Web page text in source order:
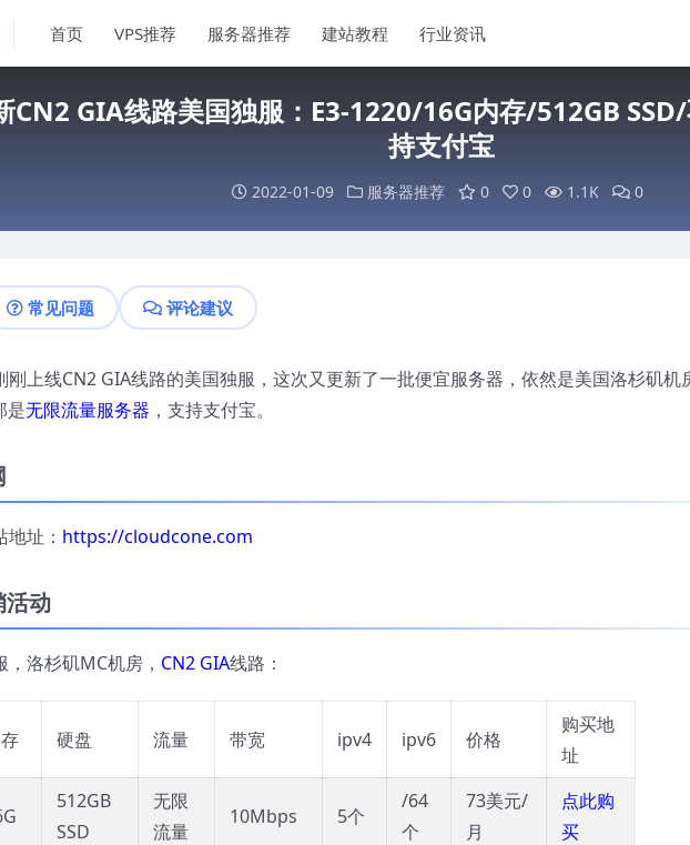
首页 VPS推荐 服务器推荐 建站教程 行业资讯
GIA线路美国独服：E3-1220/16G内存/512GB
持支付宝
2022-01-09 服务器推荐 0 0 1.1K 0
常见问题 评论建议
刚上线CN2 GIA线路的美国独服，这次又更新了一批便宜服务器，依然是美国洛杉矶机
是无限流量服务器 ，支持支付宝。
址： https://cloudcone.com
动
洛杉矶MC机房， CN2 GIA线路：
硬盘 流量 带宽 ipv4 ipv6 价格
购买地
址
512GB
SSD
无限
流量
10Mbps 5个
/64
个
73美元/
月
点此购
买